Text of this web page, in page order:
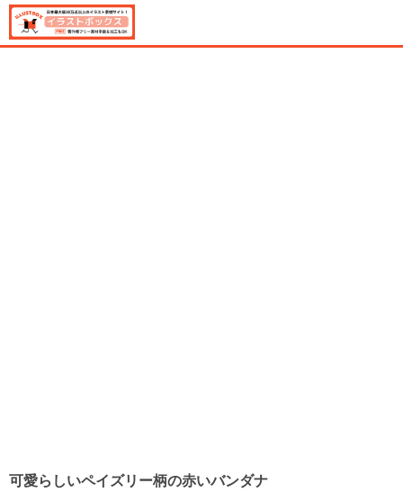
可愛らしいペイズリー柄の赤いバンダナ